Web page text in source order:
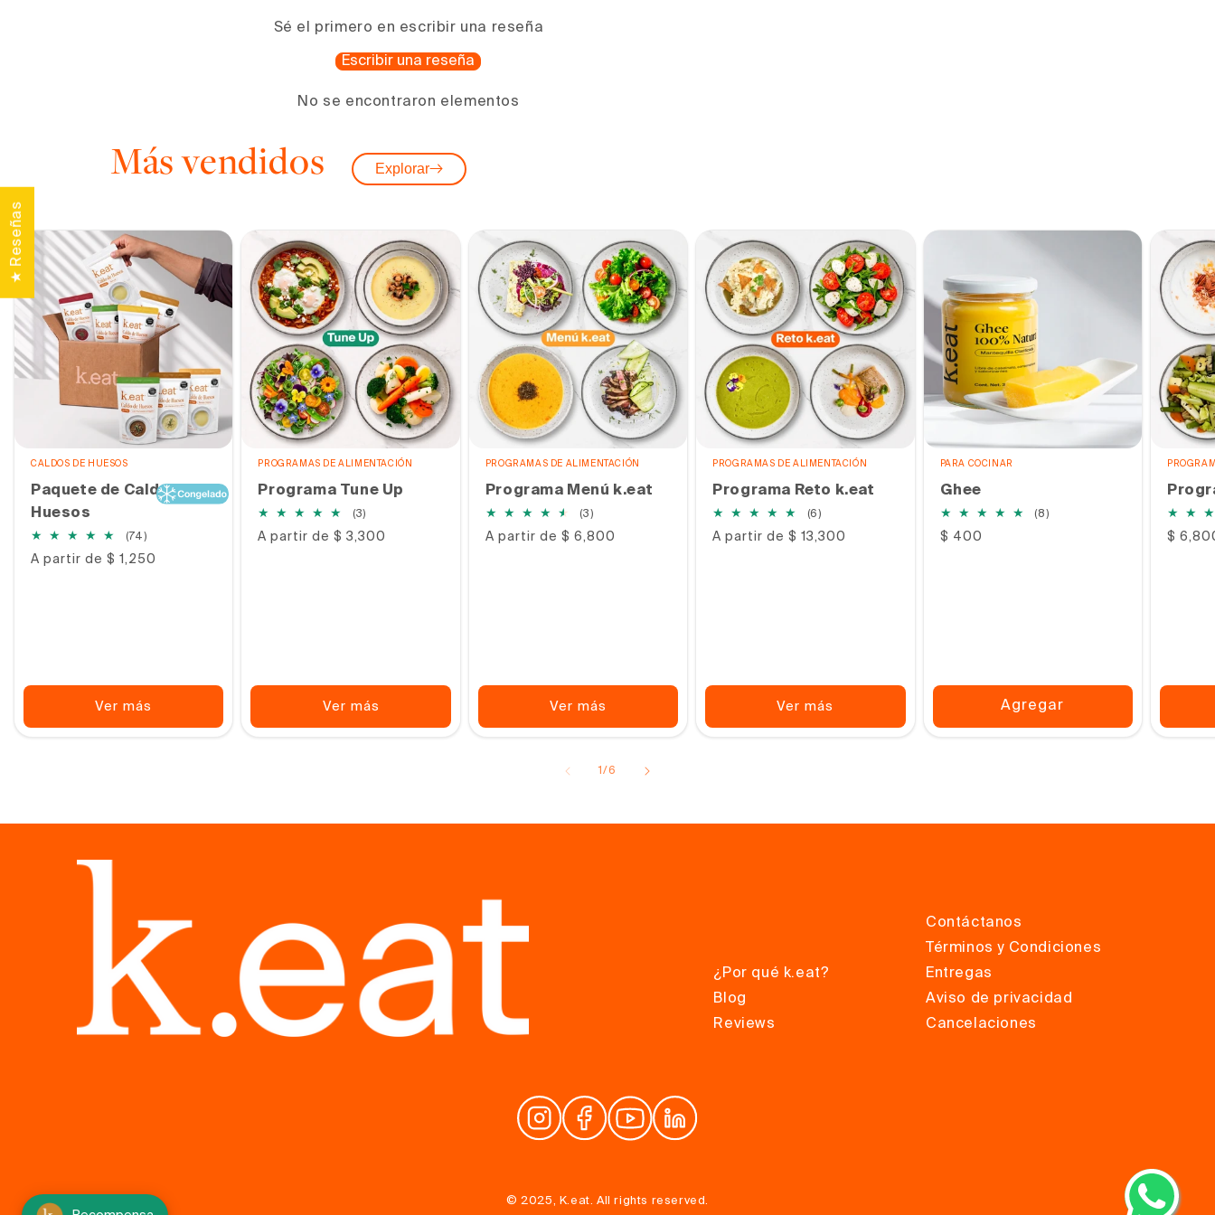
Sé el primero en escribir una reseña
Escribir una reseña
No se encontraron elementos
Más vendidos Explorar
CALDOS DE HUESOS
Paquete de Caldo de
Huesos
(74)74
totales
Precio
A partir de $ 1,250
Ver más
PROGRAMAS DE ALIMENTACIÓN
Programa Tune Up
(3)
totales
Precio
A partir de $ 3,300
Ver más
PROGRAMAS DE ALIMENTACIÓN
Programa Menú k.eat
(3)3
totales
Precio
A partir de $ 6,800
Ver más
PROGRAMAS DE ALIMENTACIÓN
Programa Reto k.eat
(6)6
totales
Precio
A partir de $ 13,300
Ver más
PARA COCINAR
Ghee
(8)8
Precio
$ 400
Agregar
Precio
$
1/de
6
¿Por qué k.eat?
Blog
Reviews
Contáctanos
Términos y Condiciones
Entregas
Aviso de privacidad
Cancelaciones
© 2025, K.eat. All rights reserved.
★ Reseñas